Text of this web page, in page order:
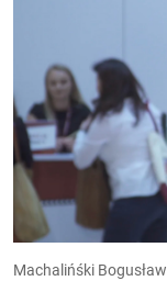
Machalińśki Bogusław